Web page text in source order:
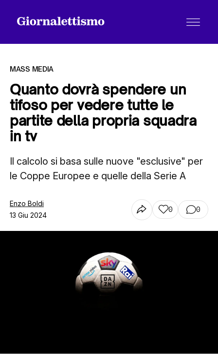
Tutti gli articoli
Contatti
MASS MEDIA
Quanto dovrà spendere un
tifoso per vedere tutte le
partite della propria squadra
in tv
Il calcolo si basa sulle nuove "esclusive" per
le Coppe Europee e quelle della Serie A
Enzo Boldi
13 Giu 2024
0 0